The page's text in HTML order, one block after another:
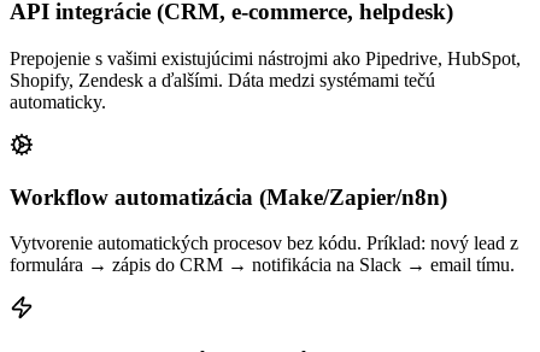
API integrácie (CRM, e-commerce, helpdesk)
Prepojenie s vašimi existujúcimi nástrojmi ako Pipedrive, HubSpot,
Shopify, Zendesk a ďalšími. Dáta medzi systémami tečú
automaticky.
Workflow automatizácia (Make/Zapier/n8n)
Vytvorenie automatických procesov bez kódu. Príklad: nový lead z
formulára → zápis do CRM → notifikácia na Slack → email tímu.